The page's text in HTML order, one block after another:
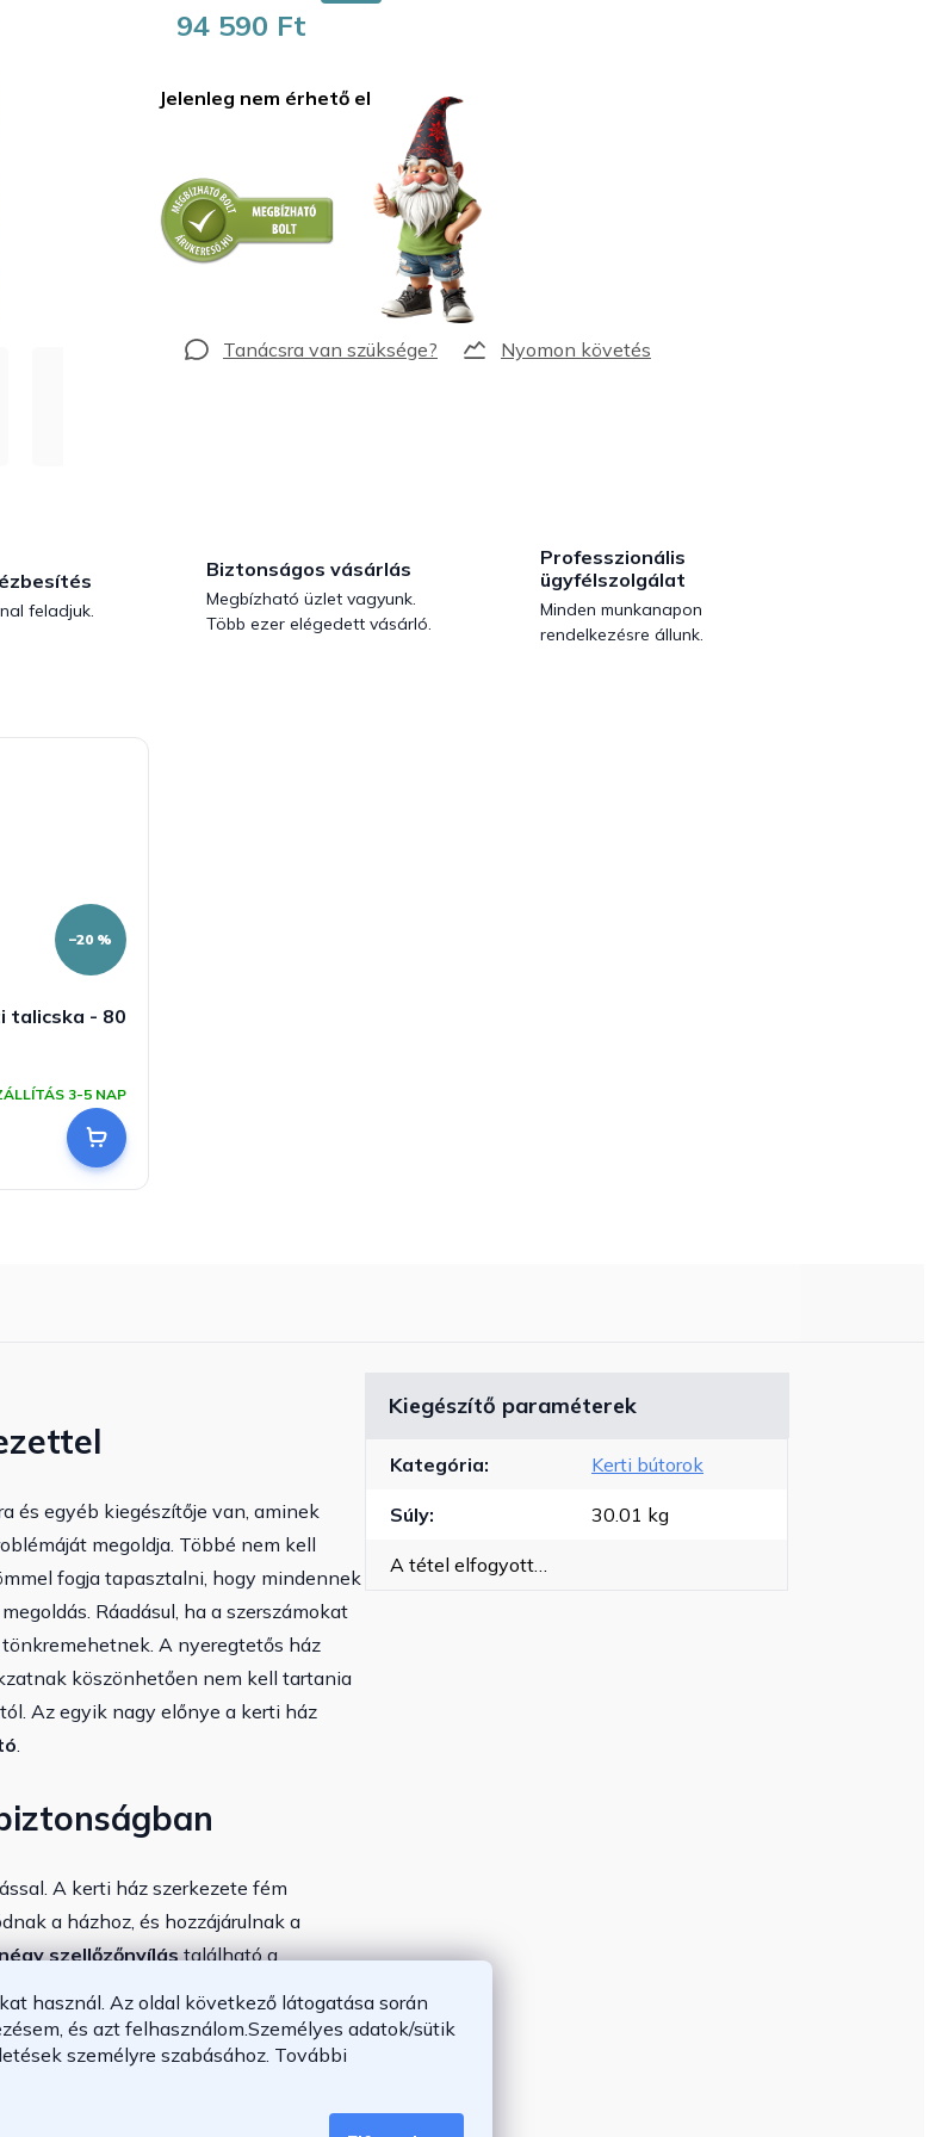
használ. Az oldal következő látogatása során
és azt felhasználom.Személyes adatok/sütik
személyre szabásához. További
94 590 Ft
Jelenleg nem érhető el
Nyomon követés
feladjuk.
Biztonságos vásárlás
Megbízható üzlet vagyunk.
Több ezer elégedett vásárló.
Professzionális
ügyfélszolgálat
Minden munkanapon
rendelkezésre állunk.
–20 %
talicska - 80
3-5 NAP
és egyéb kiegészítője van, aminek
megoldja. Többé nem kell
fogja tapasztalni, hogy mindennek
Ráadásul, ha a szerszámokat
A nyeregtetős ház
köszönhetően nem kell tartania
Az egyik nagy előnye a kerti ház
A kerti ház szerkezete fém
a házhoz, és hozzájárulnak a
szellőzőnyílástalálható a
nyitni még mély hóban is. Így
teszi a nagyobb tárgyak
Kiegészítő paraméterek
Kategória: Kerti bútorok
Súly: 30.01 kg
A tétel elfogyott…